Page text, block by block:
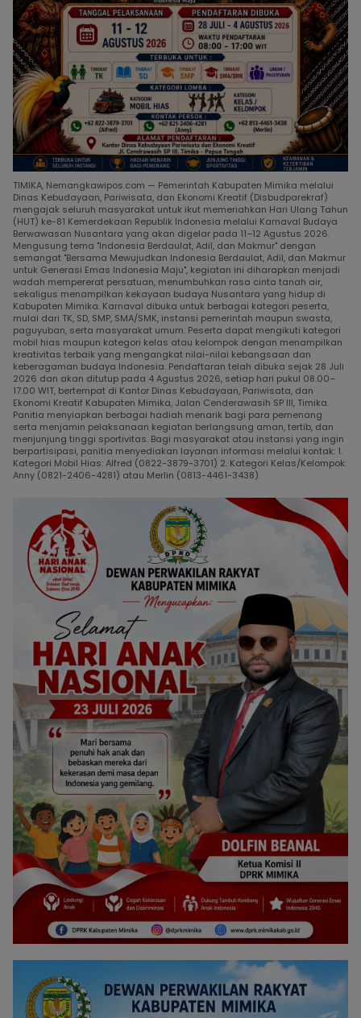
TIMIKA, Nemangkawipos.com — Pemerintah Kabupaten Mimika melalui
Dinas Kebudayaan, Pariwisata, dan Ekonomi Kreatif (Disbudparekraf)
mengajak seluruh masyarakat untuk ikut memeriahkan Hari Ulang Tahun
(HUT) ke-81 Kemerdekaan Republik Indonesia melalui Karnaval Budaya
Berwawasan Nusantara yang akan digelar pada 11–12 Agustus 2026.
Mengusung tema "Indonesia Berdaulat, Adil, dan Makmur" dengan
semangat "Bersama Mewujudkan Indonesia Berdaulat, Adil, dan Makmur
untuk Generasi Emas Indonesia Maju", kegiatan ini diharapkan menjadi
wadah mempererat persatuan, menumbuhkan rasa cinta tanah air,
sekaligus menampilkan kekayaan budaya Nusantara yang hidup di
Kabupaten Mimika. Karnaval dibuka untuk berbagai kategori peserta,
mulai dari TK, SD, SMP, SMA/SMK, instansi pemerintah maupun swasta,
paguyuban, serta masyarakat umum. Peserta dapat mengikuti kategori
mobil hias maupun kategori kelas atau kelompok dengan menampilkan
kreativitas terbaik yang mengangkat nilai-nilai kebangsaan dan
keberagaman budaya Indonesia. Pendaftaran telah dibuka sejak 28 Juli
2026 dan akan ditutup pada 4 Agustus 2026, setiap hari pukul 08.00–
17.00 WIT, bertempat di Kantor Dinas Kebudayaan, Pariwisata, dan
Ekonomi Kreatif Kabupaten Mimika, Jalan Cenderawasih SP III, Timika.
Panitia menyiapkan berbagai hadiah menarik bagi para pemenang
serta menjamin pelaksanaan kegiatan berlangsung aman, tertib, dan
menjunjung tinggi sportivitas. Bagi masyarakat atau instansi yang ingin
berpartisipasi, panitia menyediakan layanan informasi melalui kontak: 1.
Kategori Mobil Hias: Alfred (0822-3879-3701) 2. Kategori Kelas/Kelompok:
Anny (0821-2406-4281) atau Merlin (0813-4461-3438).